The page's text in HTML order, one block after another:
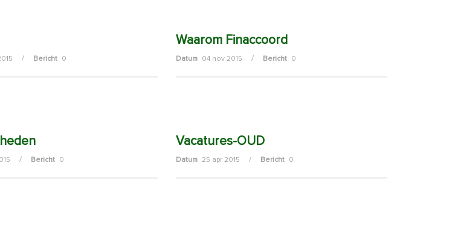
/ Bericht 0
Waarom Finaccoord
Datum 04 nov 2015 / Bericht 0
/ Bericht 0
Vacatures-OUD
Datum 25 apr 2015 / Bericht 0